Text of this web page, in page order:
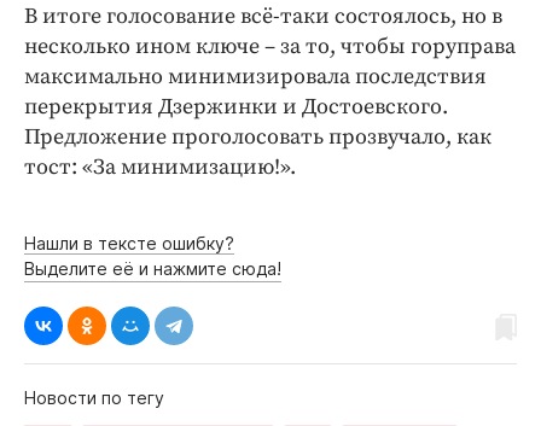
В итоге голосование всё-таки состоялось, но в
несколько ином ключе – за то, чтобы горуправа
максимально минимизировала последствия
перекрытия Дзержинки и Достоевского.
Предложение проголосовать прозвучало, как
тост: «За минимизацию!».
Нашли в тексте ошибку?
Выделите её и нажмите сюда!
Новости по тегу